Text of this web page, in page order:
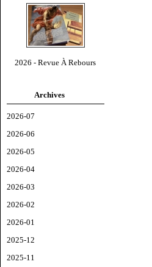
2026 - Revue À Rebours
Archives
2026-07
2026-06
2026-05
2026-04
2026-03
2026-02
2026-01
2025-12
2025-11